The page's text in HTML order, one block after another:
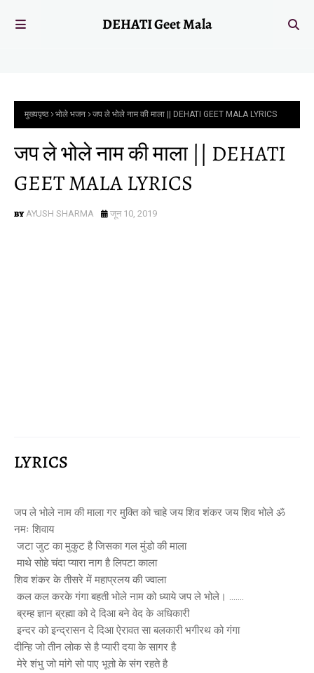
DEHATI Geet Mala
मुख्यपृष्ठ भोले भजन जप ले भोले नाम की माला || DEHATI GEET MALA LYRICS
जप ले भोले नाम की माला || DEHATI
GEET MALA LYRICS
AYUSH SHARMA जून 10, 2019
LYRICS
जप ले भोले नाम की माला गर मुक्ति को चाहे जय शिव शंकर जय शिव भोले ॐ
नमः शिवाय
जटा जुट का मुकुट है जिसका गल मुंडो की माला
माथे सोहे चंदा प्यारा नाग है लिपटा काला
शिव शंकर के तीसरे में महाप्रलय की ज्वाला
कल कल करके गंगा बहती भोले नाम को ध्याये जप ले भोले। .......
ब्रम्ह ज्ञान ब्रह्मा को दे दिआ बने वेद के अधिकारी
इन्दर को इन्द्रासन दे दिआ ऐरावत सा बलकारी भगीरथ को गंगा
दीन्हि जो तीन लोक से है प्यारी दया के सागर है
मेरे शंभु जो मांगे सो पाए भूतो के संग रहते है